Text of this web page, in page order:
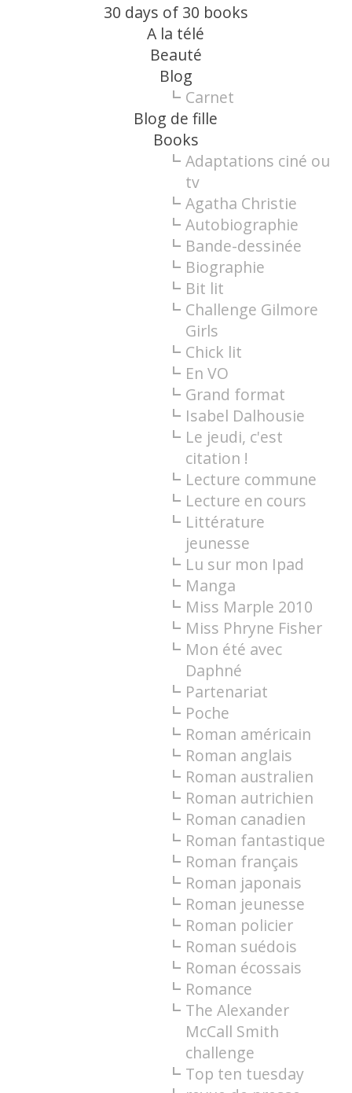
30 days of 30 books
A la télé
Beauté
Blog
Carnet
Blog de fille
Books
Adaptations ciné ou
tv
Agatha Christie
Autobiographie
Bande-dessinée
Biographie
Bit lit
Challenge Gilmore
Girls
Chick lit
En VO
Grand format
Isabel Dalhousie
Le jeudi, c'est
citation !
Lecture commune
Lecture en cours
Littérature
jeunesse
Lu sur mon Ipad
Manga
Miss Marple 2010
Miss Phryne Fisher
Mon été avec
Daphné
Partenariat
Poche
Roman américain
Roman anglais
Roman australien
Roman autrichien
Roman canadien
Roman fantastique
Roman français
Roman japonais
Roman jeunesse
Roman policier
Roman suédois
Roman écossais
Romance
The Alexander
McCall Smith
challenge
Top ten tuesday